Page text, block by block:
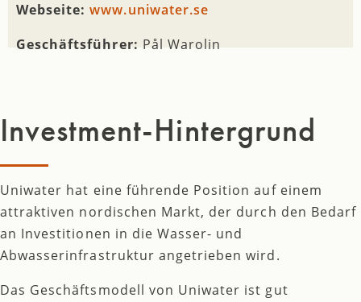
Webseite: www.uniwater.se
Geschäftsführer: Pål Warolin
Investment-Hintergrund
Uniwater hat eine führende Position auf einem
attraktiven nordischen Markt, der durch den Bedarf
an Investitionen in die Wasser- und
Abwasserinfrastruktur angetrieben wird.
Das Geschäftsmodell von Uniwater ist gut